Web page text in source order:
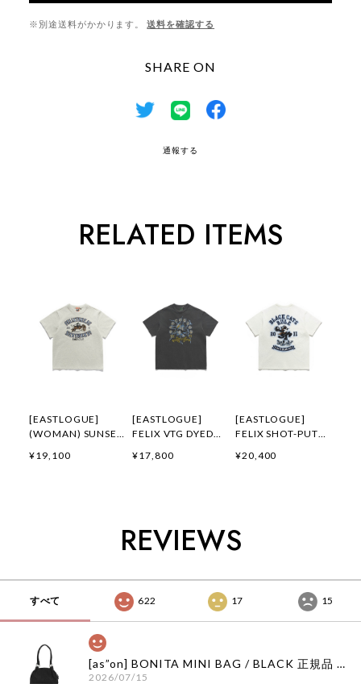
※別途送料がかかります。 送料を確認する
SHARE ON
通報する
RELATED ITEMS
[EASTLOGUE]
(WOMAN) SUNSET
APPLIQUE T-
¥19,100
[EASTLOGUE]
FELIX VTG DYED
T-SHIRTS /
イーストローグ 日本
店舗
¥17,800
[EASTLOGUE]
FELIX SHOT-PUT
SHIRTS / OFF
日本 扱い店 店舗
¥20,400
REVIEWS
すべて 622 17 15
[as”on] BONITA MINI BAG / BLACK 正規品 韓国ブランド 韓国通販 韓国代行 韓国ファッション as on ason エズオン アズオン
2026/07/15